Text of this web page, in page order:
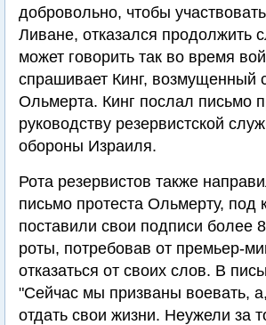
добровольно, чтобы
Ливане, отказался продолжить
может говорить так во время
спрашивает Кинг, возмущенный
Ольмерта. Кинг послал письмо
руководству резервистской
обороны Израиля.
Рота резервистов также
письмо протеста Ольмерту, под
поставили свои подписи более
роты, потребовав от премьер-
отказаться от своих слов. В
"Сейчас мы призваны воевать,
отдать свои жизни. Неужели за